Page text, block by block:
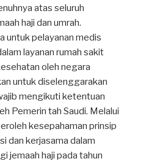
atas seluruh
haji dan umrah.
untuk pelayanan medis
layanan rumah sakit
oleh negara
untuk diselenggarakan
mengikuti ketentuan
Pemerin tah Saudi. Melalui
kesepahaman prinsip
dan kerjasama dalam
jemaah haji pada tahun